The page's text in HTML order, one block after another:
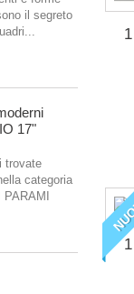
il segreto
17"
trovate
categoria